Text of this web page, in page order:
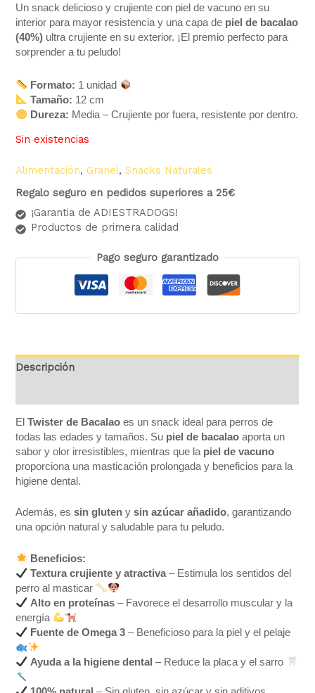
Un snack delicioso y crujiente con piel de vacuno en su
interior para mayor resistencia y una capa de piel de bacalao
(40%) ultra crujiente en su exterior. ¡El premio perfecto para
sorprender a tu peludo!
Formato: 1 unidad
Tamaño: 12 cm
Dureza: Media – Crujiente por fuera, resistente por dentro.
Sin existencias
Alimentación, Granel,Snacks Naturales
Regalo seguro en pedidos superiores a 25€
¡Garantia de ADIESTRADOGS!
Productos de primera calidad
Pago seguro garantizado
Descripción
ElTwister de Bacalao es un snack ideal para perros de
todas las edades y tamaños. Su piel de bacalao aporta un
sabor y olor irresistibles, mientras que la piel de vacuno
proporciona una masticación prolongada y beneficios para la
higiene dental.
Además, essin gluten ysin azúcar añadido, garantizando
una opción natural y saludable para tu peludo.
Beneficios:
Textura crujiente y atractiva – Estimula los sentidos del
perro al masticar
Alto en proteínas – Favorece el desarrollo muscular y la
energía
Fuente de Omega 3 – Beneficioso para la piel y el pelaje
Ayuda a la higiene dental – Reduce la placa y el sarro